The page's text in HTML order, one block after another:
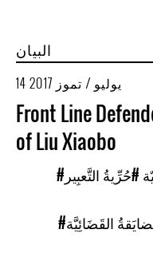
البيان
14 يوليو / تموز 2017
Front Line
of Liu Xiaobo
#حُرِّيةُ التَّعبِير
القَضَائِيَّة